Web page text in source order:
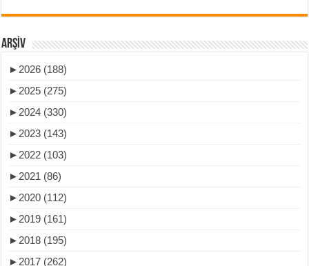
ARŞIV
► 2026 (188)
► 2025 (275)
► 2024 (330)
► 2023 (143)
► 2022 (103)
► 2021 (86)
► 2020 (112)
► 2019 (161)
► 2018 (195)
► 2017 (262)